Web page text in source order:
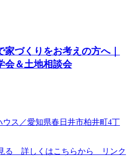
づくりをお考えの方へ｜
会＆土地相談会
ウス／愛知県春日井市柏井町4丁